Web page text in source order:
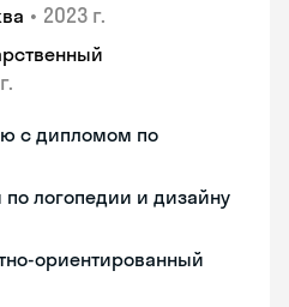
• 2023 г.
с дипломом по
логопедии и дизайну
ориентированный